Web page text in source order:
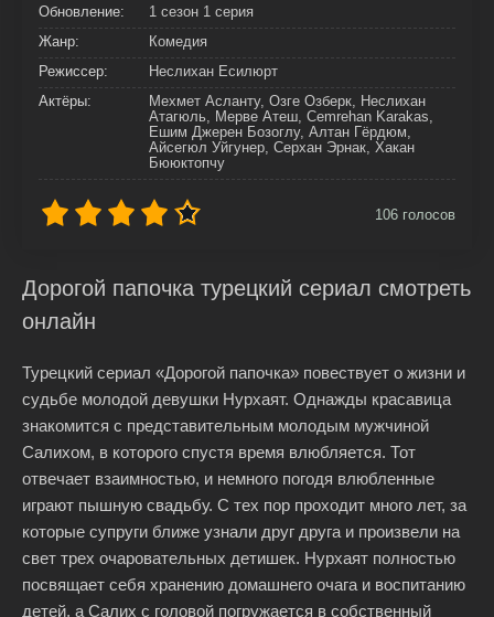
Обновление:
1 сезон 1 серия
Жанр:
Комедия
Режиссер:
Неслихан Есилюрт
Актёры:
Мехмет Асланту, Озге Озберк, Неслихан
Атагюль, Мерве Атеш, Cemrehan Karakas,
Ешим Джерен Бозоглу, Алтан Гёрдюм,
Айсегюл Уйгунер, Серхан Эрнак, Хакан
Бююктопчу
106 голосов
Дорогой папочка турецкий сериал смотреть
онлайн
Турецкий сериал «Дорогой папочка» повествует о жизни и
судьбе молодой девушки Нурхаят. Однажды красавица
знакомится с представительным молодым мужчиной
Салихом, в которого спустя время влюбляется. Тот
отвечает взаимностью, и немного погодя влюбленные
играют пышную свадьбу. С тех пор проходит много лет, за
которые супруги ближе узнали друг друга и произвели на
свет трех очаровательных детишек. Нурхаят полностью
посвящает себя хранению домашнего очага и воспитанию
детей, а Салих с головой погружается в собственный